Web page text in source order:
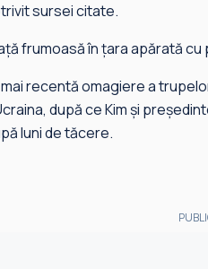
sursei citate.
frumoasă în ţara apărată cu
recentă omagiere a
după ce Kim şi
luni de tăcere.